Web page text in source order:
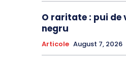
O raritate : pui de
negru
Articole August 7, 2026